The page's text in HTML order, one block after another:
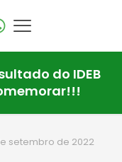
do IDEB
setembro de 2022